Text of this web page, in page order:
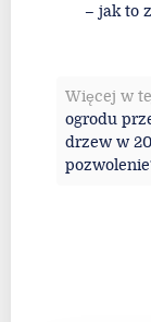
– jak to
Więcej w
ogrodu
drzew w